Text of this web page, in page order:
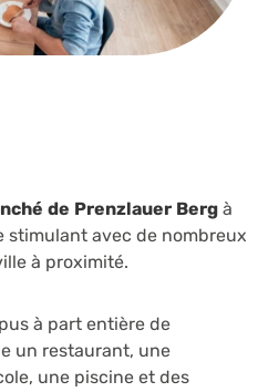
de Prenzlauer Berg à
stimulant avec de nombreux
à proximité.
à part entière de
un restaurant, une
une piscine et des